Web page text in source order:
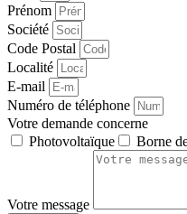
Prénom
Société
Code Postal
Localité
E-mail
Numéro de téléphone
Votre demande concerne
Photovoltaïque
Borne
Votre message